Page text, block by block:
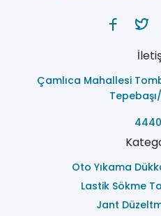
Çamlıca Mahallesi
Oto Yıkama
Lastik Sökme
Jant